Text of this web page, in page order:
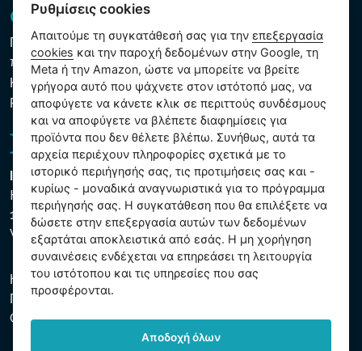
GDPR και Cookies
Πολιτική προστασίας προσωπικών και λοιπών δεδομένων
που υποβάλλονται σε επεξεργασία
Κανόνες χρήσης των αρχείων cookie
Ρυθμίσεις cookies
Intex Trading, s.r.o.
Hradecká 2526/3
130 00 Praha 3
Vinohrady - Česká republika
Η εταιρεία είναι εγγεγραμμένη στο Δημοτικό Δικαστήριο της
Πράγας, μέρος C, αύξ. αριθ. 74759. ΑΜΕ 26150808, ΑΦΜ
CZ26150808.
Ρυθμίσεις cookies
Απαιτούμε τη συγκατάθεσή σας για τηνεπεξεργασία
cookies και την παροχή δεδομένων στην Google, τη
Meta ή την Amazon, ώστε να μπορείτε να βρείτε
γρήγορα αυτό που ψάχνετε στον ιστότοπό μας, να
αποφύγετε να κάνετε κλικ σε περιττούς συνδέσμους
και να αποφύγετε να βλέπετε διαφημίσεις για
προϊόντα που δεν θέλετε βλέπω. Συνήθως, αυτά τα
αρχεία περιέχουν πληροφορίες σχετικά με το
ιστορικό περιήγησής σας, τις προτιμήσεις σας και -
κυρίως - μοναδικά αναγνωριστικά για το πρόγραμμα
περιήγησής σας. Η συγκατάθεση που θα επιλέξετε να
δώσετε στην επεξεργασία αυτών των δεδομένων
εξαρτάται αποκλειστικά από εσάς. Η μη χορήγηση
συναινέσεις ενδέχεται να επηρεάσει τη λειτουργία
του ιστότοπου και τις υπηρεσίες που σας
προσφέρονται.
Αποδοχή όλων